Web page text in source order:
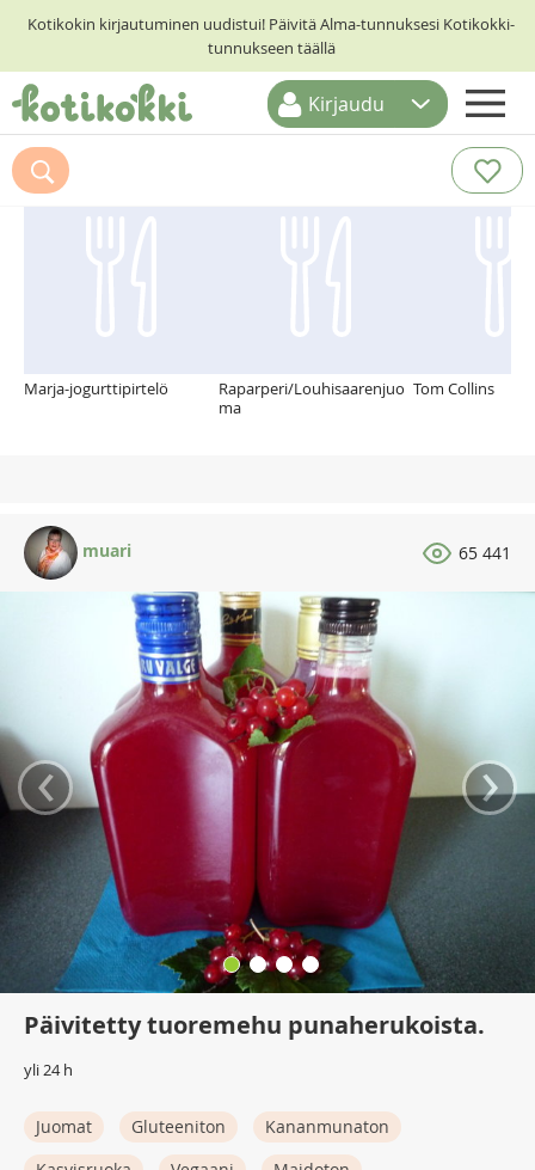
Kotikokin kirjautuminen uudistui! Päivitä Alma-tunnuksesi Kotikokki-
tunnukseen täällä
ETUSIVU
RESEPTIHAKU
Kirjaudu
Suosittelemme myös
Marja-jogurttipirtelö
Raparperi/Louhisaarenjuo
ma
Tom Collins
muari 65 441
‹ ›
Päivitetty tuoremehu punaherukoista.
yli 24 h
Juomat Gluteeniton
Kananmunaton